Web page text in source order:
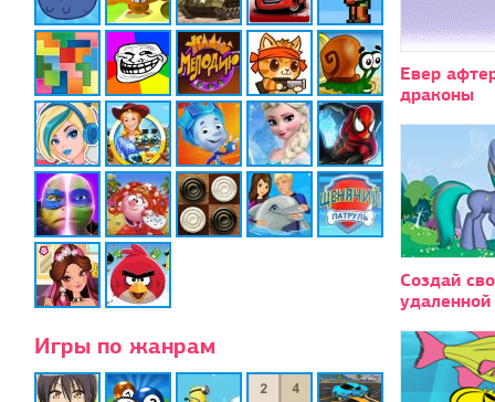
Игры по жанрам
Евер
драконы
Создай